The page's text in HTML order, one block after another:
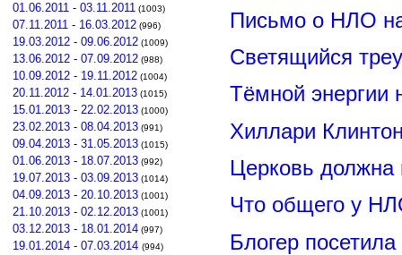
01.06.2011 - 03.11.2011 (1003)
07.11.2011 - 16.03.2012 (996)
19.03.2012 - 09.06.2012 (1009)
13.06.2012 - 07.09.2012 (988)
10.09.2012 - 19.11.2012 (1004)
20.11.2012 - 14.01.2013 (1015)
15.01.2013 - 22.02.2013 (1000)
23.02.2013 - 08.04.2013 (991)
09.04.2013 - 31.05.2013 (1015)
01.06.2013 - 18.07.2013 (992)
19.07.2013 - 03.09.2013 (1014)
04.09.2013 - 20.10.2013 (1001)
21.10.2013 - 02.12.2013 (1001)
03.12.2013 - 18.01.2014 (997)
19.01.2014 - 07.03.2014 (994)
Письмо о НЛО
Светящийся
Тёмной энергии
Хиллари
Церковь должна
Что общего у
Блогер